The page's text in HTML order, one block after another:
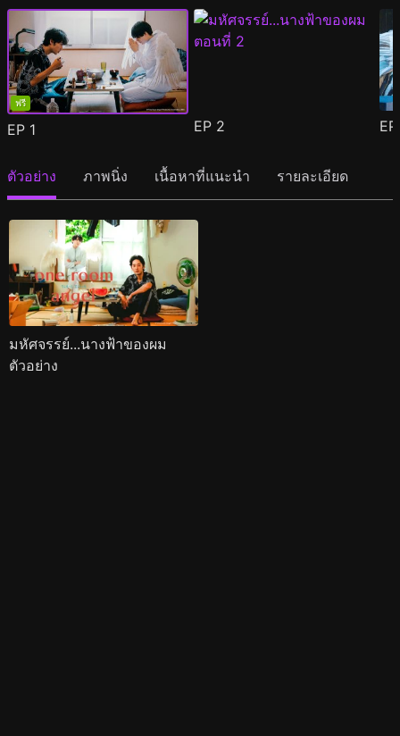
ฟรี
EP 1 EP 2
ตัวอย่าง ภาพนิ่ง เนื้อหาที่แนะนำ รายละเอียด
มหัศจรรย์...นางฟ้าของผม
ตัวอย่าง